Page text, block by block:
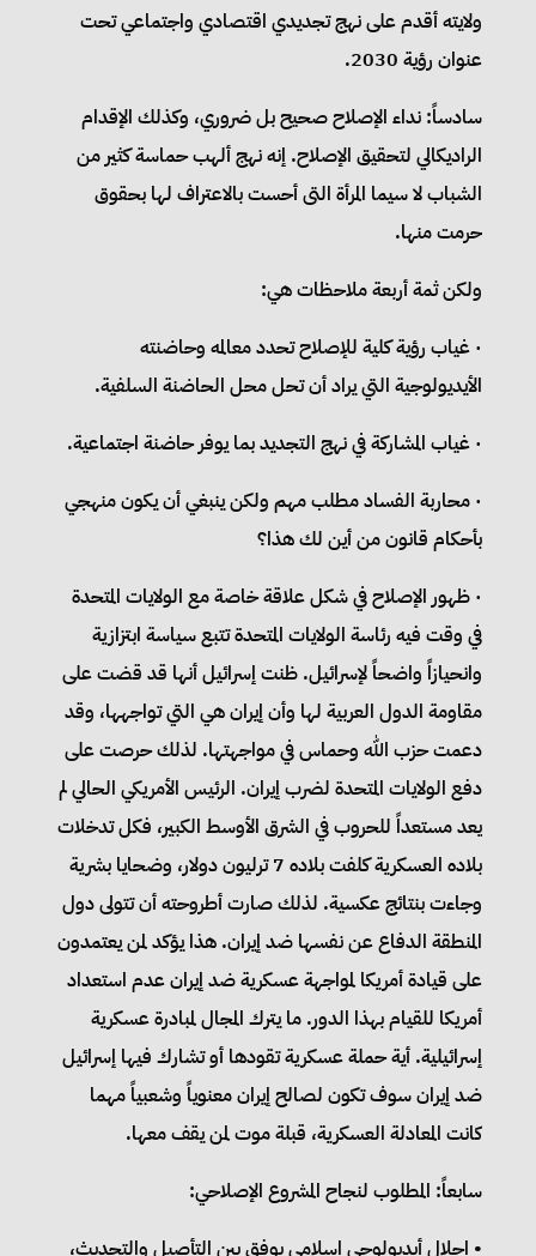
ولايته أقدم على نهج تجديدي اقتصادي واجتماعي تحت
عنوان رؤية 2030.
سادساً: نداء الإصلاح صحيح بل ضروري، وكذلك الإقدام
الراديكالي لتحقيق الإصلاح. إنه نهج ألهب حماسة كثير من
الشباب لا سيما المرأة التى أحست بالاعتراف لها بحقوق
حرمت منها.
ولكن ثمة أربعة ملاحظات هي:
· غياب رؤية كلية للإصلاح تحدد معالمه وحاضنته
الأيديولوجية التي يراد أن تحل محل الحاضنة السلفية.
· غياب المشاركة في نهج التجديد بما يوفر حاضنة اجتماعية.
· محاربة الفساد مطلب مهم ولكن ينبغي أن يكون منهجي
بأحكام قانون من أين لك هذا؟
· ظهور الإصلاح في شكل علاقة خاصة مع الولايات المتحدة
في وقت فيه رئاسة الولايات المتحدة تتبع سياسة ابتزازية
وانحيازاً واضحاً لإسرائيل. ظنت إسرائيل أنها قد قضت على
مقاومة الدول العربية لها وأن إيران هي التي تواجهها، وقد
دعمت حزب الله وحماس في مواجهتها. لذلك حرصت على
دفع الولايات المتحدة لضرب إيران. الرئيس الأمريكي الحالي لم
يعد مستعداً للحروب في الشرق الأوسط الكبير، فكل تدخلات
بلاده العسكرية كلفت بلاده 7 ترليون دولار، وضحايا بشرية
وجاءت بنتائج عكسية. لذلك صارت أطروحته أن تتولى دول
المنطقة الدفاع عن نفسها ضد إيران. هذا يؤكد لمن يعتمدون
على قيادة أمريكا لمواجهة عسكرية ضد إيران عدم استعداد
أمريكا للقيام بهذا الدور. ما يترك المجال لمبادرة عسكرية
إسرائيلية. أية حملة عسكرية تقودها أو تشارك فيها إسرائيل
ضد إيران سوف تكون لصالح إيران معنوياً وشعبياً مهما
كانت المعادلة العسكرية، قبلة موت لمن يقف معها.
سابعاً: المطلوب لنجاح المشروع الإصلاحي:
• إحلال أيديولوجي إسلامي يوفق بين التأصيل والتحديث،